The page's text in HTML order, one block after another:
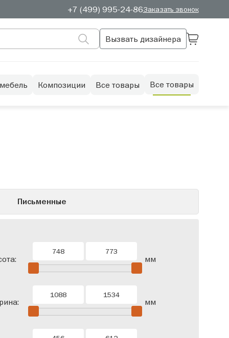
+7 (499) 995-24-86Заказать звонок
Вызвать дизайнера
Композиции Все товары Все товары
Письменные
мм
мм